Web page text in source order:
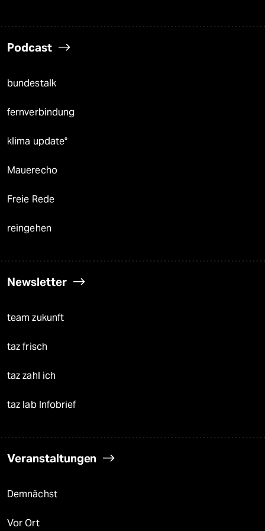
Podcast
bundestalk
fernverbindung
klima update°
Mauerecho
Freie Rede
reingehen
Newsletter
team zukunft
taz frisch
taz zahl ich
taz lab Infobrief
Veranstaltungen
Demnächst
Vor Ort